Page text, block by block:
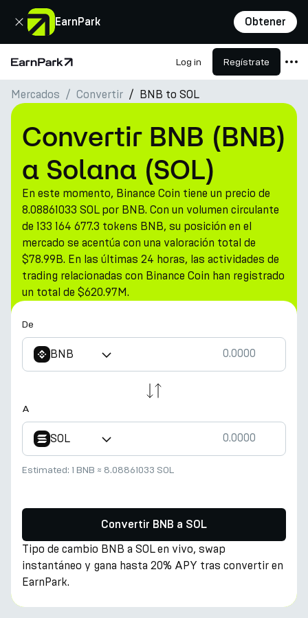
EarnPark Obtener
Cerrar
Página de inicio Log in Regístrate
Productos
Mercados
Calculadoras
PARK Token
Recursos
Compañía
Mercados Convertir BNB to SOL
Convertir BNB (BNB)
a Solana (SOL)
En este momento, Binance Coin tiene un precio de
8.08861033 SOL por BNB. Con un volumen circulante
de 133 164 677.3 tokens BNB, su posición en el
mercado se acentúa con una valoración total de
$78.99B. En las últimas 24 horas, las actividades de
trading relacionadas con Binance Coin han registrado
un total de $620.97M.
De
BNB
A
SOL
Estimated: 1 BNB ≈ 8.08861033 SOL
Convertir BNB a SOL
Tipo de cambio BNB a SOL en vivo, swap
instantáneo y gana hasta 20% APY tras convertir en
EarnPark.